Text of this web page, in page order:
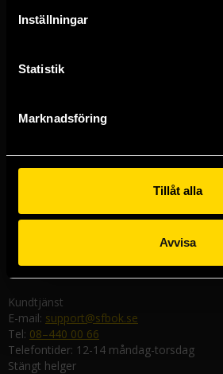
Inställningar
Statistik
Marknadsföring
Tillåt alla
Avvisa
Butiker & kundtjänst
Västerlånggatan 48
Göteborgsbutiken
Kungsgatan 19
Malmöbutiken
582 19 Linköping
Kundtjänst
E-mail: support@sfbok.se
Tel: 08–440 00 66
Telefontider: 12-14 måndag-torsdag
Stängt helger